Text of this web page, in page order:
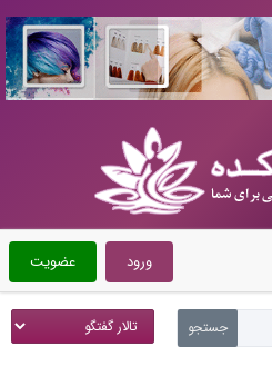
عضویت ورود